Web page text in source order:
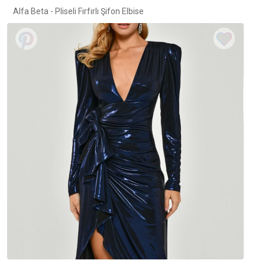
Alfa Beta - Pliseli Fırfırlı Şifon Elbise